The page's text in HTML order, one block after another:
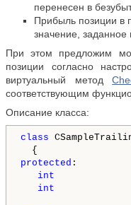
перенесен в
Прибыль позиции в
значение, заданное
При этом предложим
позиции согласно
виртуальный метод
соответствующим
Описание класса:
class
protected :
int
int